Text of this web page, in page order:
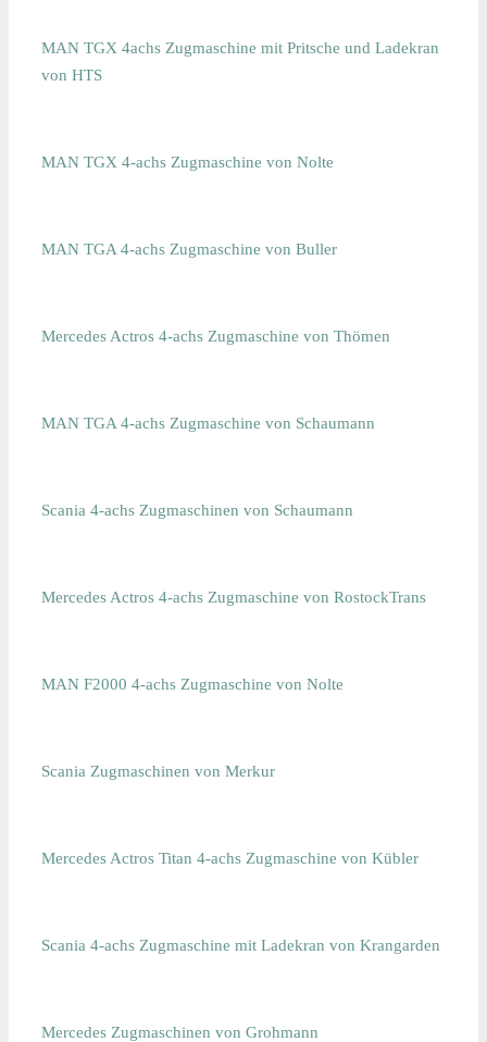
MAN TGX 4achs Zugmaschine mit Pritsche und Ladekran
von HTS
MAN TGX 4-achs Zugmaschine von Nolte
MAN TGA 4-achs Zugmaschine von Buller
Mercedes Actros 4-achs Zugmaschine von Thömen
MAN TGA 4-achs Zugmaschine von Schaumann
Scania 4-achs Zugmaschinen von Schaumann
Mercedes Actros 4-achs Zugmaschine von RostockTrans
MAN F2000 4-achs Zugmaschine von Nolte
Scania Zugmaschinen von Merkur
Mercedes Actros Titan 4-achs Zugmaschine von Kübler
Scania 4-achs Zugmaschine mit Ladekran von Krangarden
Mercedes Zugmaschinen von Grohmann